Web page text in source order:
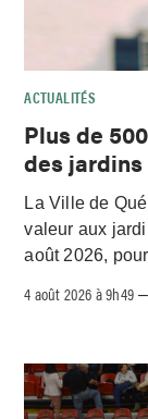
ACTUALITÉS
Plus de
des
La Ville de
valeur aux
août 2026,
4 août 2026 à 9h49